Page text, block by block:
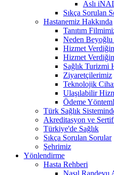
Aslı
Sıkça Sorulan
Hastanemiz Hakkında
Tanıtım
Neden
Hizmet
Hizmet
Sağlık Turizmi
Ziyaretçilerimiz
Teknolojik
Ulaşılabilir
Ödeme
Türk Sağlık
Akreditasyon ve
Türkiye'de Sağlık
Sıkça Sorulan Sorular
Şehrimiz
Yönlendirme
Hasta Rehberi
Nasıl Randevu